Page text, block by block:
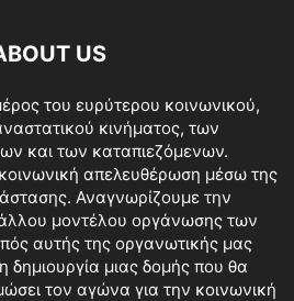
US
του ευρύτερου κοινωνικού,
κινήματος, των
και των καταπιεζόμενων.
απελευθέρωση μέσω της
Αναγνωρίζουμε την
μοντέλου οργάνωσης των
αυτής της οργανωτικής μας
δημιουργία μιας δομής που θα
τον αγώνα για την κοινωνική